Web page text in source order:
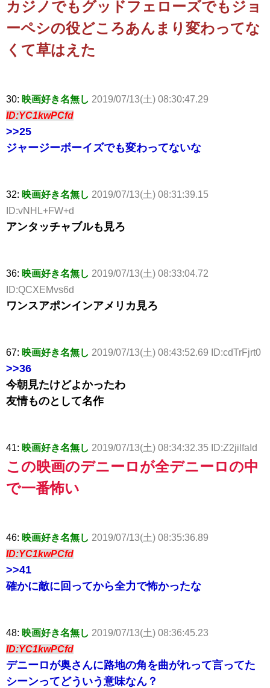
カジノでもグッドフェローズでもジョ
ーペシの役どころあんまり変わってな
くて草はえた
30: 映画好き名無し 2019/07/13(土) 08:30:47.29
ID:YC1kwPCfd
>>25
ジャージーボーイズでも変わってないな
32: 映画好き名無し 2019/07/13(土) 08:31:39.15
ID:vNHL+FW+d
アンタッチャブルも見ろ
36: 映画好き名無し 2019/07/13(土) 08:33:04.72
ID:QCXEMvs6d
ワンスアポンインアメリカ見ろ
67: 映画好き名無し 2019/07/13(土) 08:43:52.69 ID:cdTrFjrt0
>>36
今朝見たけどよかったわ
友情ものとして名作
41: 映画好き名無し 2019/07/13(土) 08:34:32.35 ID:Z2jilfaId
この映画のデニーロが全デニーロの中
で一番怖い
46: 映画好き名無し 2019/07/13(土) 08:35:36.89
ID:YC1kwPCfd
>>41
確かに敵に回ってから全力で怖かったな
48: 映画好き名無し 2019/07/13(土) 08:36:45.23
ID:YC1kwPCfd
デニーロが奥さんに路地の角を曲がれって言ってた
シーンってどういう意味なん？